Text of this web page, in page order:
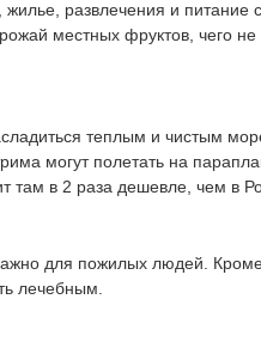
развлечения и питание
местных фруктов, чего
теплым и чистым
могут полетать на
там в 2 раза дешевле, чем в
для пожилых людей.
лечебным.